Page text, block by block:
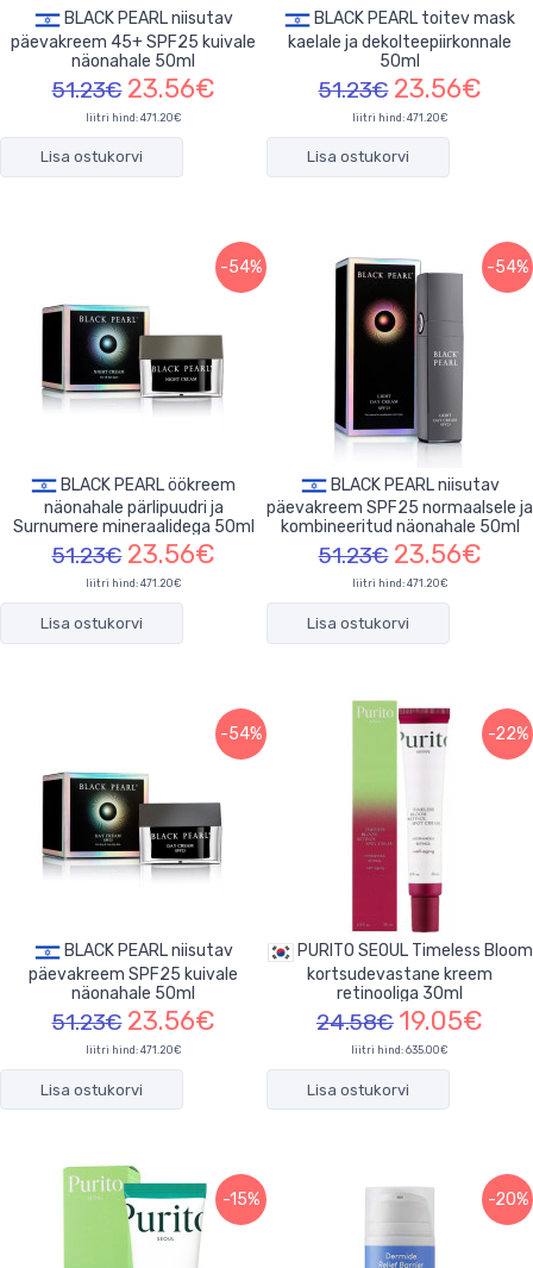
BLACK PEARL niisutav
päevakreem 45+ SPF25 kuivale
näonahale 50ml
51.23€ 23.56€
liitri hind: 471.20€
Lisa ostukorvi
kaelale ja dekolteepiirkonnale
50ml
51.23€ 23.56€
liitri hind: 471.20€
Lisa ostukorvi
-54%
näonahale pärlipuudri ja
Surnumere mineraalidega 50ml
51.23€ 23.56€
liitri hind: 471.20€
Lisa ostukorvi
-54%
BLACK PEARL niisutav
päevakreem SPF25 normaalsele ja
kombineeritud näonahale 50ml
51.23€ 23.56€
liitri hind: 471.20€
Lisa ostukorvi
-54%
BLACK PEARL niisutav
päevakreem SPF25 kuivale
näonahale 50ml
51.23€ 23.56€
liitri hind: 471.20€
Lisa ostukorvi
-22%
kortsudevastane kreem
retinooliga 30ml
24.58€ 19.05€
liitri hind: 635.00€
Lisa ostukorvi
-15% -20%